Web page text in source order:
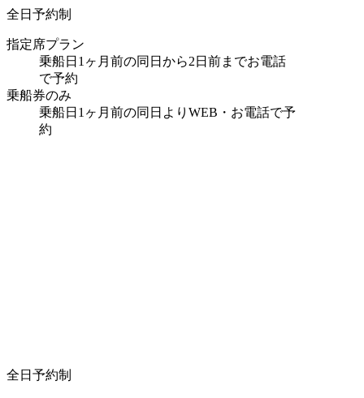
全日予約制
指定席プラン
乗船日1ヶ月前の同日から2日前までお電話
で予約
乗船券のみ
乗船日1ヶ月前の同日よりWEB・お電話で予
約
全日予約制